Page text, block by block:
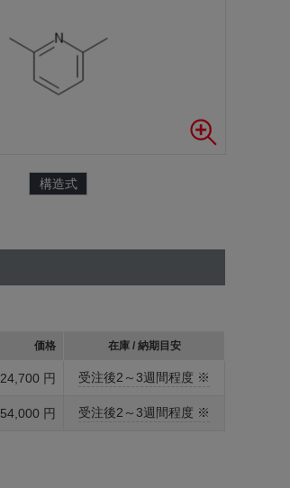
構造式
価格 在庫 / 納期目安
24,700 円 受注後2～3週間程度 ※
54,000 円 受注後2～3週間程度 ※